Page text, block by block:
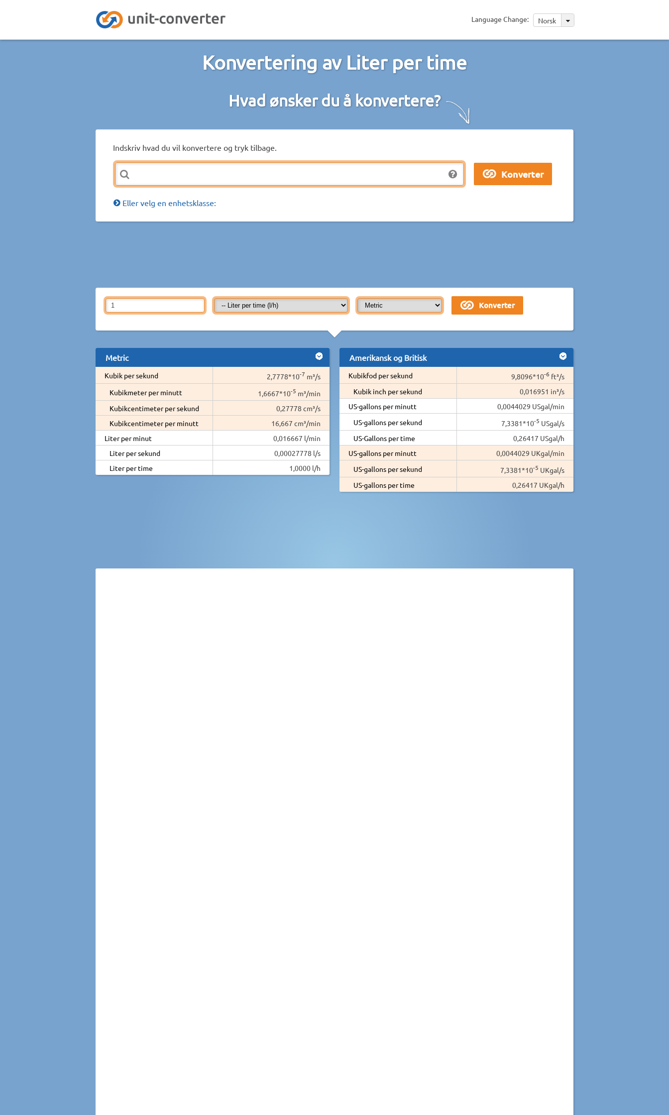
Language Change: Norsk
Konvertering av Liter per time
Hvad ønsker du å konvertere?
Indskriv hvad du vil konvertere og tryk tilbage.
Eller velg en enhetsklasse:
Metric
Kubik per sekund 2,7778*10-7 m³/s
Kubikmeter per minutt
1,6667*10-5 m³/min
Kubikcentimeter per sekund
0,27778 cm³/s
Kubikcentimeter per minutt
16,667 cm³/min
Liter per minut
0,016667 l/min
Liter per sekund
0,00027778 l/s
Liter per time
1,0000 l/h
Amerikansk og Britisk
Kubikfod per sekund 9,8096*10-6 ft³/s
Kubik inch per sekund
0,016951 in³/s
US-gallons per minutt
0,0044029 USgal/min
US-gallons per sekund
7,3381*10-5 USgal/s
US-Gallons per time
0,26417 USgal/h
US-gallons per minutt
0,0044029 UKgal/min
US-gallons per sekund
7,3381*10-5 UKgal/s
US-gallons per time
0,26417 UKgal/h